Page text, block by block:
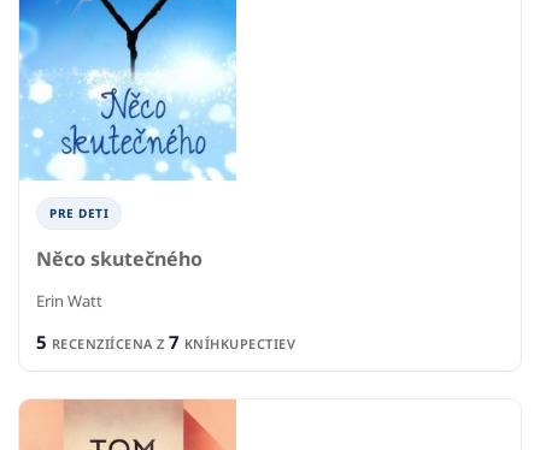
PRE DETI
Něco skutečného
Erin Watt
5 RECENZIÍCENA Z 7 KNÍHKUPECTIEV